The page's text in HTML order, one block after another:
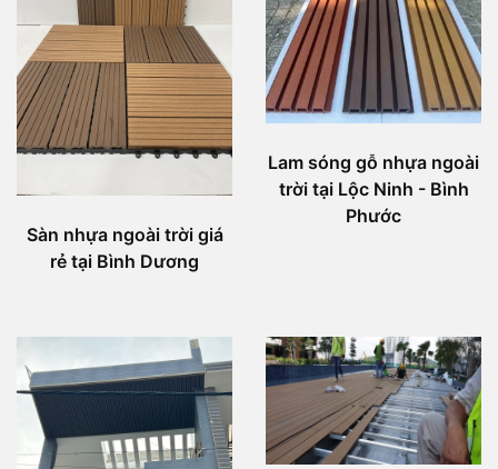
Sàn nhựa ngoài trời giá
rẻ tại Bình Dương
Lam sóng gỗ nhựa ngoài
trời tại Lộc Ninh - Bình
Phước